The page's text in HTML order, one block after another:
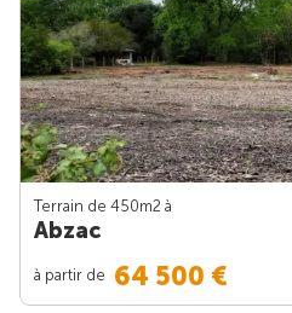
Terrain de 450m2 à
Abzac
à partir de 64 500 €